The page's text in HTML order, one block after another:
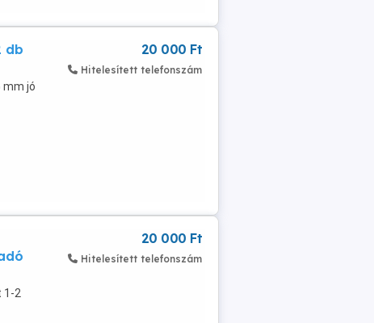
db
mm jó
20 000 Ft
Hitelesített telefonszám
1-2
20 000 Ft
Hitelesített telefonszám